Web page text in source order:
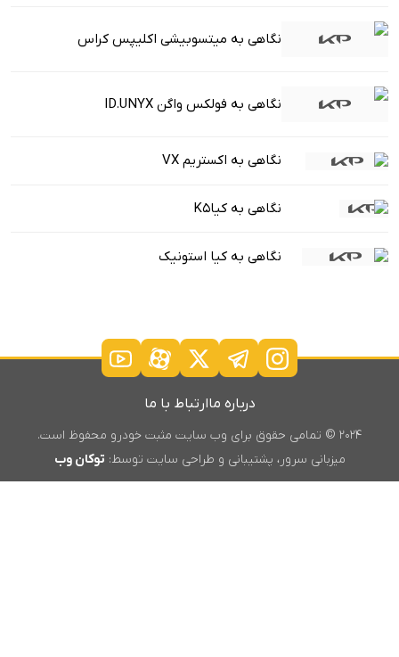
نگاهی به میتسوبیشی اکلیپس کراس
نگاهی به فولکس واگن ID.UNYX
نگاهی به اکستریم VX
نگاهی به کیاK5
نگاهی به کیا استونیک
درباره ماارتباط با ما
۲۰۲۴ © تمامی حقوق برای وب سایت مثبت خودرو محفوظ است.
میزبانی سرور، پشتیبانی و طراحی سایت توسط: توکان وب